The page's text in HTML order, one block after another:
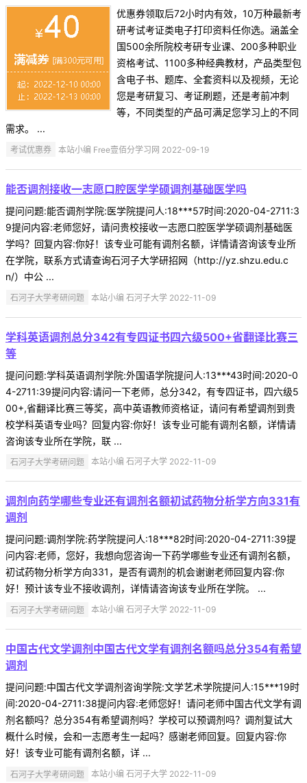
优惠券领取后72小时内有效，10万种最新考
研考试考证类电子打印资料任你选。涵盖全
国500余所院校考研专业课、200多种职业
资格考试、1100多种经典教材，产品类型包
含电子书、题库、全套资料以及视频，无论
您是考研复习、考证刷题，还是考前冲刺
等，不同类型的产品可满足您学习上的不同
需求。 ...
考试优惠券 本站小编 Free壹佰分学习网 2022-09-19
能否调剂接收一志愿口腔医学学硕调剂基础医学吗
提问问题:能否调剂学院:医学院提问人:18***57时间:2020-04-2711:3
9提问内容:老师您好，请问贵校接收一志愿口腔医学学硕调剂基础医
学吗？回复内容:你好！该专业可能有调剂名额，详情请咨询该专业所
在学院，联系方式请查询石河子大学研招网（http://yz.shzu.edu.c
n/）中公 ...
石河子大学考研问题 本站小编 石河子大学 2022-11-09
学科英语调剂总分342有专四证书四六级500+省翻译比赛三
等
提问问题:学科英语调剂学院:外国语学院提问人:13***43时间:2020-0
4-2711:39提问内容:请问一下老师，总分342，有专四证书，四六级5
00+,省翻译比赛三等奖，高中英语教师资格证，请问有希望调剂到贵
校学科英语专业吗？回复内容:你好！该专业可能有调剂名额，详情请
咨询该专业所在学院，联 ...
石河子大学考研问题 本站小编 石河子大学 2022-11-09
调剂向药学哪些专业还有调剂名额初试药物分析学方向331有
调剂
提问问题:调剂学院:药学院提问人:18***82时间:2020-04-2711:39提
问内容:老师，您好，我想向您咨询一下药学哪些专业还有调剂名额，
初试药物分析学方向331，是否有调剂的机会谢谢老师回复内容:你
好！预计该专业不接收调剂，详情请咨询该专业所在学院。 ...
石河子大学考研问题 本站小编 石河子大学 2022-11-09
中国古代文学调剂中国古代文学有调剂名额吗总分354有希望
调剂
提问问题:中国古代文学调剂咨询学院:文学艺术学院提问人:15***19时
间:2020-04-2711:38提问内容:老师您好！请问老师中国古代文学有调
剂名额吗？总分354有希望调剂吗？学校可以预调剂吗？调剂复试大
概什么时候，会和一志愿考生一起吗？感谢老师回复。回复内容:你
好！该专业可能有调剂名额，详 ...
石河子大学考研问题 本站小编 石河子大学 2022-11-09